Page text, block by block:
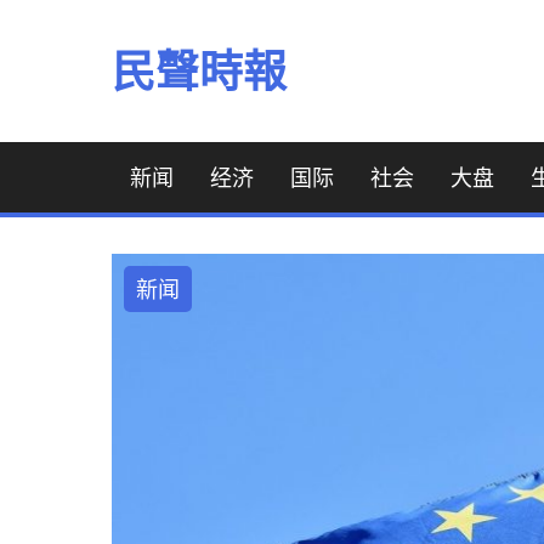
民聲時報
新闻 经济 国际 社会 大盘
新闻